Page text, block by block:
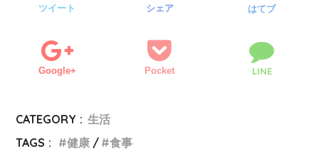
ツイート シェア はてブ
Google+ Pocket LINE
CATEGORY : 生活
TAGS :
健康 食事